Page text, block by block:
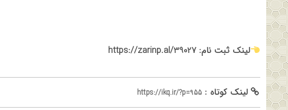
لینک ثبت نام: https://zarinp.al/39027
لینک کوتاه : https://ikq.ir/?p=955